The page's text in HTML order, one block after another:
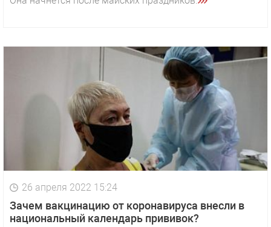
26 апреля 2022 15:24
Зачем вакцинацию от коронавируса внесли в
национальный календарь прививок?